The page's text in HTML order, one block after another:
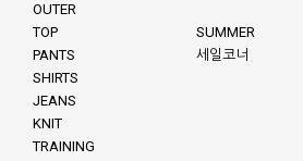
OUTER
TOP
PANTS
SHIRTS
JEANS
KNIT
TRAINING
SUMMER
세일코너